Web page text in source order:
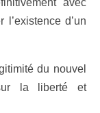
avec
l’existence d’un
du nouvel
la liberté et